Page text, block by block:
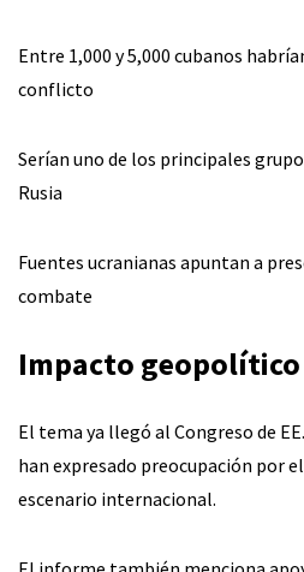
Entre 1,000 y 5,000 cubanos
conflicto
Serían uno de los principales
Rusia
Fuentes ucranianas apuntan a
combate
Impacto geopolítico
El tema ya llegó al Congreso de
han expresado preocupación por
escenario internacional.